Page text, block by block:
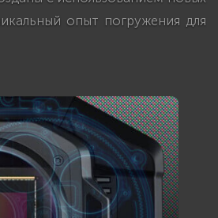
опыт погружения для